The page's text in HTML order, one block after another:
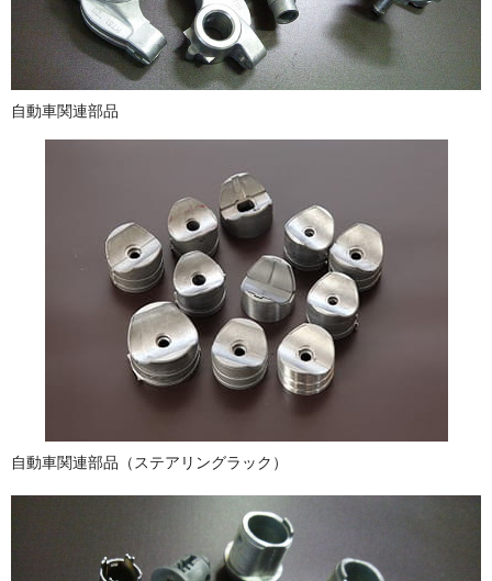
自動車関連部品
自動車関連部品（ステアリングラック）